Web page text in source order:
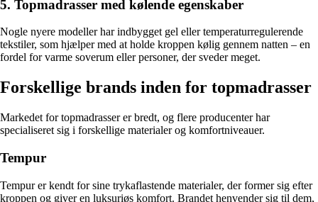
5. Topmadrasser med kølende egenskaber
Nogle nyere modeller har indbygget gel eller temperaturregulerende
tekstiler, som hjælper med at holde kroppen kølig gennem natten – en
fordel for varme soverum eller personer, der sveder meget.
Forskellige brands inden for topmadrasser
Markedet for topmadrasser er bredt, og flere producenter har
specialiseret sig i forskellige materialer og komfortniveauer.
Tempur
Tempur er kendt for sine trykaflastende materialer, der former sig efter
kroppen og giver en luksuriøs komfort. Brandet henvender sig til dem,